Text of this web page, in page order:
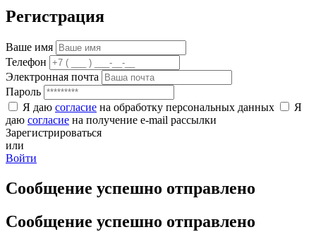
Регистрация
Ваше имя
Телефон
Электронная почта
Пароль
Я даю согласие на обработку персональных данных
Я
даю согласие на получение e-mail рассылки
Зарегистрироваться
или
Войти
Сообщение успешно отправлено
Сообщение успешно отправлено